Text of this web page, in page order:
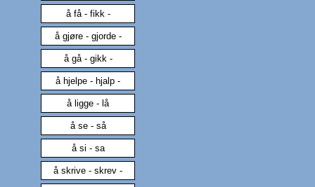
å få - fikk -
å gjøre - gjorde -
å gå - gikk -
å hjelpe - hjalp -
å ligge - lå
å se - så
å si - sa
å skrive - skrev -